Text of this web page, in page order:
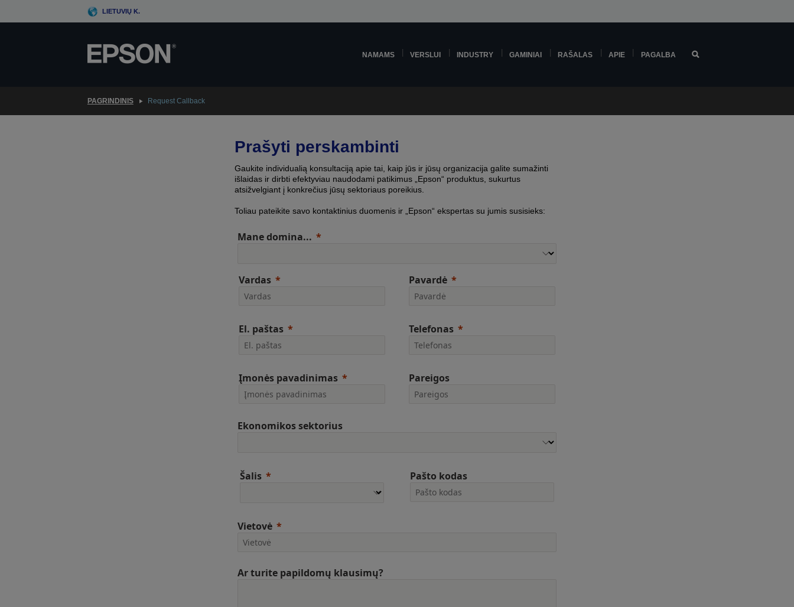
to
LIETUVIŲ K.
NAMAMS VERSLUI INDUSTRY GAMINIAI RAŠALAS APIE PAGALBA
PAGRINDINIS Request Callback
Prašyti perskambinti
Gaukite individualią konsultaciją apie tai, kaip jūs ir jūsų organizacija galite sumažinti
išlaidas ir dirbti efektyviau naudodami patikimus „Epson“ produktus, sukurtus
atsižvelgiant į konkrečius jūsų sektoriaus poreikius.
Toliau pateikite savo kontaktinius duomenis ir „Epson“ ekspertas su jumis susisieks:
Mane domina...
Vardas Pavardė
El. paštas Telefonas
Įmonės pavadinimas Pareigos
Ekonomikos sektorius
Šalis Pašto kodas
Vietovė
Ar turite papildomų klausimų?